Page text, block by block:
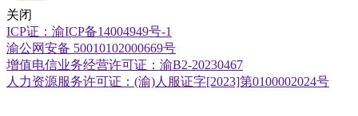
关闭
ICP证：渝ICP备14004949号-1
渝公网安备 50010102000669号
增值电信业务经营许可证：渝B2-20230467
人力资源服务许可证：(渝)人服证字[2023]第0100002024号